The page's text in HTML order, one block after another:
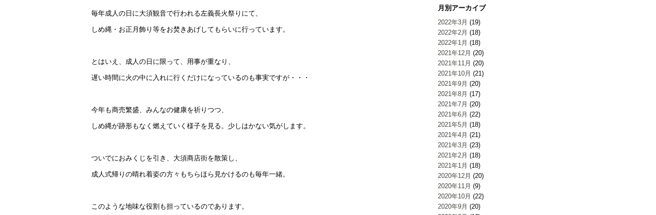
月別アーカイブ
2022年3月 (19)
2022年2月 (18)
2022年1月 (18)
2021年12月 (20)
2021年11月 (20)
2021年10月 (21)
2021年9月 (20)
2021年8月 (17)
2021年7月 (20)
2021年6月 (22)
2021年5月 (18)
2021年4月 (21)
2021年3月 (23)
2021年2月 (18)
2021年1月 (18)
2020年12月 (20)
2020年11月 (9)
2020年10月 (22)
2020年9月 (20)
毎年成人の日に大須観音で行われる左義長火祭りにて、
しめ縄・お正月飾り等をお焚きあげしてもらいに行っています。
とはいえ、成人の日に限って、用事が重なり、
遅い時間に火の中に入れに行くだけになっているのも事実ですが・・・
今年も商売繁盛、みんなの健康を祈りつつ、
しめ縄が跡形もなく燃えていく様子を見る。少しはかない気がします。
ついでにおみくじを引き、大須商店街を散策し、
成人式帰りの晴れ着姿の方々もちらほら見かけるのも毎年一緒。
このような地味な役割も担っているのであります。